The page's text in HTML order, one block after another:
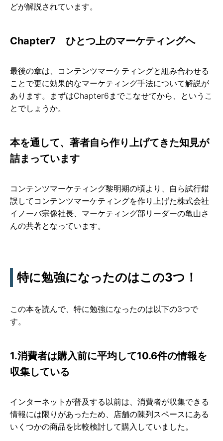
どが解説されています。
Chapter7 ひとつ上のマーケティングへ
最後の章は、コンテンツマーケティングと組み合わせる
ことで更に効果的なマーケティング手法について解説が
あります。まずはChapter6までこなせてから、というこ
とでしょうか。
本を通して、著者自ら作り上げてきた知見が
詰まっています
コンテンツマーケティング黎明期の頃より、自ら試行錯
誤してコンテンツマーケティングを作り上げた株式会社
イノーバ宗像社長、マーケティング部リーダーの亀山さ
んの共著となっています。
特に勉強になったのはこの3つ！
この本を読んで、特に勉強になったのは以下の3つで
す。
1.消費者は購入前に平均して10.6件の情報を
収集している
インターネットが普及する以前は、消費者が収集できる
情報には限りがあったため、店舗の陳列スペースにある
いくつかの商品を比較検討して購入していました。